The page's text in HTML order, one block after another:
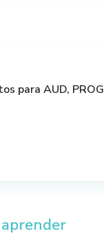
com base na
para AUD,
aprender